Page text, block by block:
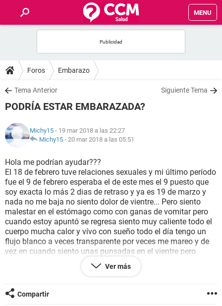
MENU
FOROS
SALUD
NUTRICIÓN
BIENESTAR
SEXUALIDAD
GLOSARIO
Foros Embarazo
Tema Anterior Siguiente Tema
PODRÍA ESTAR EMBARAZADA?
Michy15 - 19 mar 2018 a las 22:27
Michy15 - 20 mar 2018 a las 05:51
Hola me podrían ayudar???
El 18 de febrero tuve relaciones sexuales y mi último período
fue el 9 de febrero esperaba el de este mes el 9 puesto que
soy exacta lo más 2 dias de retraso y ya es 19 de marzo y
nada no me baja no siento dolor de vientre... Pero siento
malestar en el estómago como con ganas de vomitar pero
cuando estoy apuntó se regresa siento muy caliente todo el
cuerpo mucha calor y vívo con sueño todo el día tengo un
flujo blanco a veces transparente por veces me mareo y de
vez en cuando siento unas punsadas en el vientre pero
como a los lados y nada que ver con el dolor menstrual...
Podría estar embarazada?? Tengo 11 días de retraso si
GRACIAS.
Ver más
Compartir